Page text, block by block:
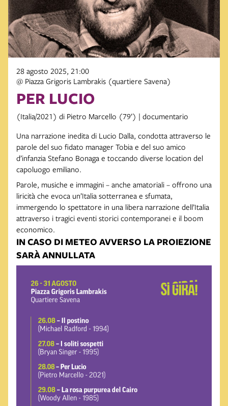
28 agosto 2025, 21:00
@ Piazza Grigoris Lambrakis (quartiere Savena)
PER LUCIO
(Italia/2021) di Pietro Marcello (79’) | documentario
Una narrazione inedita di Lucio Dalla, condotta attraverso le
parole del suo fidato manager Tobia e del suo amico
d’infanzia Stefano Bonaga e toccando diverse location del
capoluogo emiliano.
Parole, musiche e immagini – anche amatoriali – offrono una
liricità che evoca un’Italia sotterranea e sfumata,
immergendo lo spettatore in una libera narrazione dell’Italia
attraverso i tragici eventi storici contemporanei e il boom
economico.
IN CASO DI METEO AVVERSO LA PROIEZIONE
SARÀ ANNULLATA